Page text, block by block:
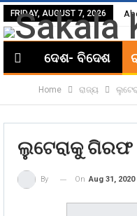
FRIDAY, AUGUST 7, 2026
ଦେଶ- ବିଦେଶ
Home ରାଜ୍ୟ
ଲୁଟେରାକୁ
By On Aug 31, 2020